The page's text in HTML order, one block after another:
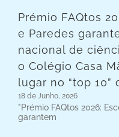
Prémio FAQtos
e Paredes
nacional de
o Colégio Casa
lugar no “top 10”
18 de Junho, 2026
"Prémio FAQtos 2026:
garantem